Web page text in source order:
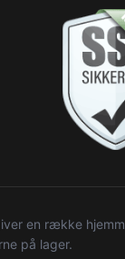
en række
på lager.